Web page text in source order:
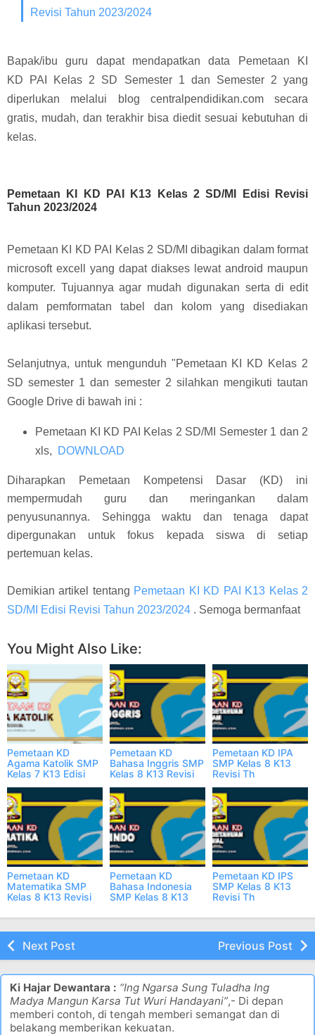
Revisi Tahun 2023/2024
Bapak/ibu guru dapat mendapatkan data
Pemetaan KI
KD
PAI Kelas 2 SD Semester 1 dan Semester 2yang
diperlukan melalui blog centralpendidikan.com secara
gratis, mudah, dan terakhir bisa diedit sesuai kebutuhan di
kelas.
Pemetaan KI KD PAI K13 Kelas 2 SD/MI Edisi Revisi
Tahun 2023/2024
Pemetaan KI KD PAI
Kelas 2 SD/MI dibagikan dalam format
microsoft excell yang dapat diakses lewat android maupun
komputer. Tujuannya agar mudah digunakan serta di edit
dalam pemformatan tabel dan kolom yang disediakan
aplikasi tersebut.
Selanjutnya, untuk mengunduh "Pemetaan KI KD Kelas 2
SD semester 1 dan semester 2 silahkan mengikuti tautan
Google Drive di bawah ini :
Pemetaan KI KD PAI Kelas 2 SD/MI Semester 1 dan 2
xls,
DOWNLOAD
Diharapkan Pemetaan Kompetensi Dasar (KD) ini
mempermudah guru dan meringankan dalam
penyusunannya. Sehingga waktu dan tenaga dapat
dipergunakan untuk fokus kepada siswa di setiap
pertemuan kelas.
Demikian artikel tentang Pemetaan KI KD PAI K13 Kelas 2
SD/MI Edisi Revisi Tahun 2023/2024 . Semoga bermanfaat
You Might Also Like:
Pemetaan KD
Agama Katolik SMP
Kelas 7 K13 Edisi
Pemetaan KD
Bahasa Inggris SMP
Kelas 8 K13 Revisi
Pemetaan KD IPA
SMP Kelas 8 K13
Revisi Th
Pemetaan KD
Matematika SMP
Kelas 8 K13 Revisi
Pemetaan KD
Bahasa Indonesia
SMP Kelas 8 K13
2023/2024
Pemetaan KD IPS
SMP Kelas 8 K13
Revisi Th
Next Post Previous Post
Ki Hajar Dewantara : “Ing Ngarsa Sung Tuladha Ing
Madya Mangun Karsa Tut Wuri Handayani”,- Di depan
memberi contoh, di tengah memberi semangat dan di
belakang memberikan kekuatan.